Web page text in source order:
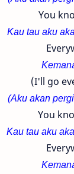
You
Kau tau aku
(I'll go
(Aku akan
You
Kau tau aku